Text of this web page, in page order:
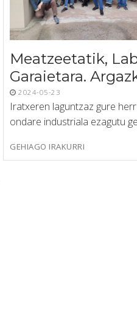
Meatzeetatik,
Garaietara.
2024-05-23
Iratxeren laguntzaz gure
ondare industriala ezagutu
GEHIAGO IRAKURRI